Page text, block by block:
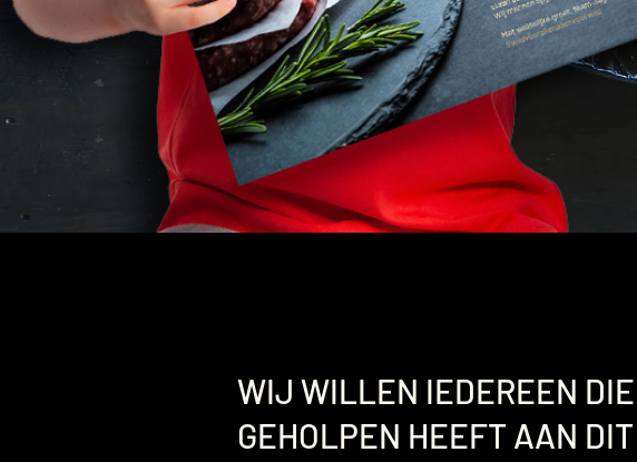
WIJ WILLEN IEDEREEN DIE
GEHOLPEN HEEFT AAN DIT